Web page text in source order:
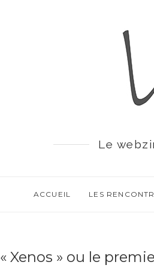
Le
ACCUEIL LES
« Xenos » ou le